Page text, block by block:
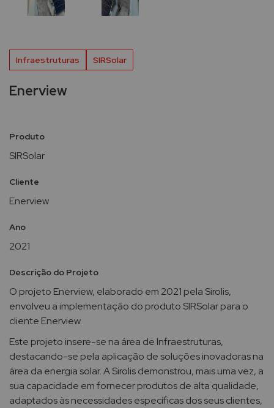
Infraestruturas SIRSolar
Enerview
Produto
SIRSolar
Cliente
Enerview
Ano
2021
Descrição do Projeto
O projeto Enerview, elaborado em 2021 pela Sirolis,
envolveu a implementação do produto SIRSolar para o
cliente Enerview.
Este projeto insere-se na área de Infraestruturas,
destacando-se pela aplicação de soluções inovadoras na
área da energia solar. A Sirolis demonstrou, mais uma vez, a
sua capacidade em fornecer produtos de alta qualidade,
adaptados às necessidades específicas dos seus clientes,